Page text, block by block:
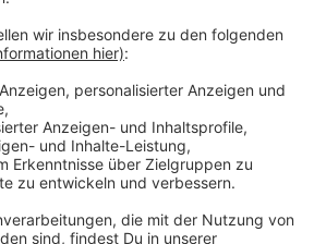
benötigen Ihre
um den YouTube
Service zu laden!
einen Service eines
um Videoinhalte
Dieser Service kann
Bitte lesen Sie die